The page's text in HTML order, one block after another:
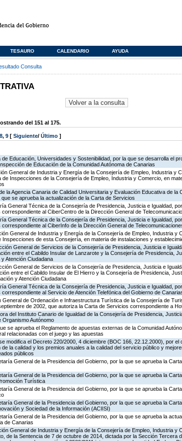
TESAURO CALENDARIO AYUDA
Consulta
del 151 al 175.
8, 9 [ Siguiente/ Último ]
Educación, Universidades y Sostenibilidad, por la que se desarrolla el
de Educación de la Comunidad Autónoma de Canarias
General de Industria y Energía de la Consejería de Empleo, Industria y
de Inspecciones de la Consejería de Empleo, Industria y Comercio, en
la Agencia Canaria de Calidad Universitaria y Evaluación Educativa de la
se aprueba la actualización de la Carta de Servicios
General Técnica de la Consejería de Presidencia, Justicia e Igualdad,
al CiberCentro de la Dirección General de
General Técnica de la Consejería de Presidencia, Justicia e Igualdad,
al CiberInfo de la Dirección General de
General de Industria y Energía de la Consejería de Empleo, Industria y
Inspecciones de esta Consejería, en materia de instalaciones y
General de Servicios de la Consejería de Presidencia, Justicia e
entre el Cabildo Insular de Lanzarote y la Consejería de Presidencia,
Atención Ciudadana
General de Servicios de la Consejería de Presidencia, Justicia e
entre el Cabildo Insular de El Hierro y la Consejería de Presidencia,
y Atención Ciudadana
General Técnica de la Consejería de Presidencia, Justicia e Igualdad,
al Servicio de Atención Telefónica del Gobierno de
General de Ordenación e Infraestructura Turística de la Consejería de
de 2002, que autoriza la Carta de Servicios correspondiente a
del Instituto Canario de Igualdad de la Consejería de Presidencia,
Organismo Autónomo
se aprueba el Reglamento de apuestas externas de la Comunidad
relacionadas con el juego y las apuestas
modifica el Decreto 220/2000, 4 diciembre (BOC 166, 22.12.2000), por
la calidad y los premios anuales a la calidad del servicio público y
públicos
General de la Presidencia del Gobierno, por la que se aprueba la
General de la Presidencia del Gobierno, por la que se aprueba la
Turística
General de la Presidencia del Gobierno, por la que se aprueba la
General de la Presidencia del Gobierno, por la que se aprueba la
y Sociedad de la Información (ACIISI)
General de la Presidencia del Gobierno, por la que se aprueba la
de Canarias
General de Industria y Energía de la Consejería de Empleo, Industria y
de la Sentencia de 7 de octubre de 2014, dictada por la Sección Tercera